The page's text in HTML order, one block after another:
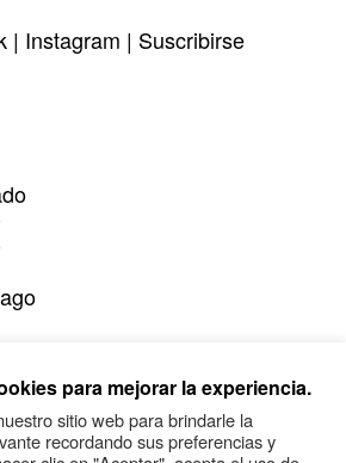
| Instagram | Suscribirse
y envío
y política de
para mejorar la experiencia.
sitio web para brindarle la
recordando sus preferencias y